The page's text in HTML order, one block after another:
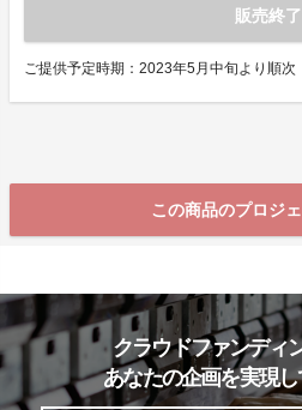
販売終了
ご提供予定時期：2023年5月中旬より順次
この商品のプロジ
クラウドファンディ
あなたの企画を実現